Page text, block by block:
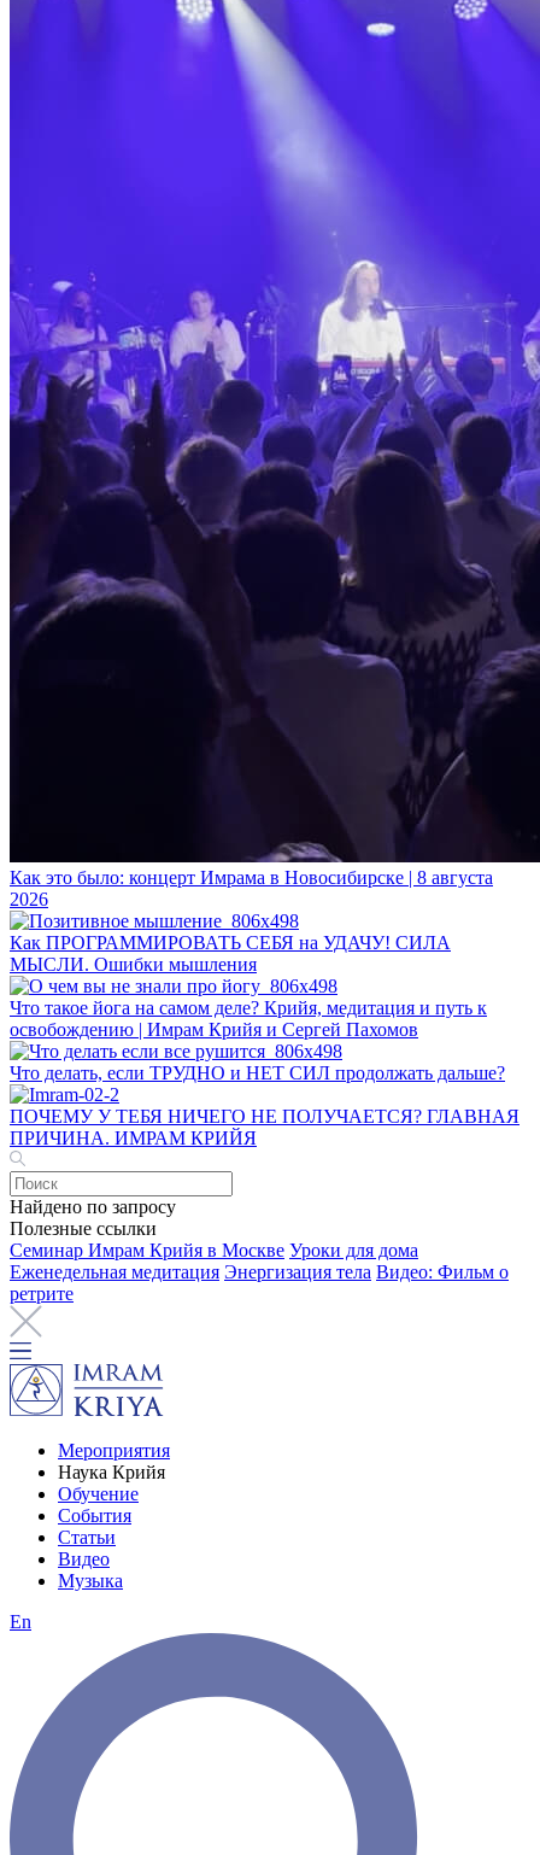
Как это было: концерт Имрама в Новосибирске | 8 августа
2026
Как ПРОГРАММИРОВАТЬ СЕБЯ на УДАЧУ! СИЛА
МЫСЛИ. Ошибки мышления
Что такое йога на самом деле? Крийя, медитация и путь к
освобождению | Имрам Крийя и Сергей Пахомов
Что делать, если ТРУДНО и НЕТ СИЛ продолжать дальше?
ПОЧЕМУ У ТЕБЯ НИЧЕГО НЕ ПОЛУЧАЕТСЯ? ГЛАВНАЯ
ПРИЧИНА. ИМРАМ КРИЙЯ
Найдено по запросу
Полезные ссылки
Семинар Имрам Крийя в Москве Уроки для дома
Еженедельная медитация Энергизация тела Видео: Фильм о
ретрите
Мероприятия
Наука Крийя
Обучение
События
Статьи
Видео
Музыка
En